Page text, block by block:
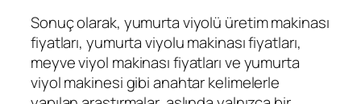
Sonuç olarak, yumurta viyolü üretim makinası
fiyatları, yumurta viyolu makinası fiyatları,
meyve viyol makinası fiyatları ve yumurta
viyol makinesi gibi anahtar kelimelerle